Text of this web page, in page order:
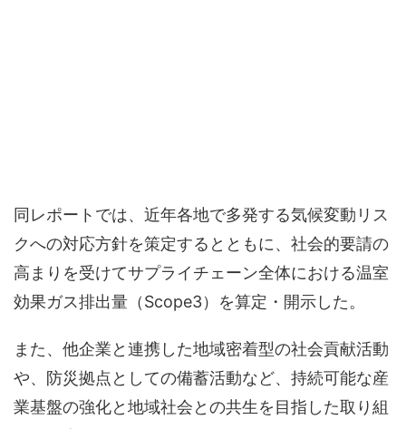
同レポートでは、近年各地で多発する気候変動リス
クへの対応方針を策定するとともに、社会的要請の
高まりを受けてサプライチェーン全体における温室
効果ガス排出量（Scope3）を算定・開示した。
また、他企業と連携した地域密着型の社会貢献活動
や、防災拠点としての備蓄活動など、持続可能な産
業基盤の強化と地域社会との共生を目指した取り組